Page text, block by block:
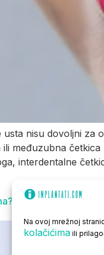
Na ovoj mrežnoj
kolačićima ili
nisu dovoljni za
međuzubna
interdentalne